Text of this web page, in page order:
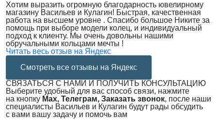
Хотим выразить огромную благодарность ювелирному
магазину Васильев и Кулагин! Быстрая, качественная
работа на высшем уровне . Спасибо большое Никите за
помощь при выборе модели колец, и индивидуальный
подход к клиенту. Мы очень довольны нашими
обручальными кольцами мечты !
Читать весь отзыв на Яндекс
Смотреть все отзывы на Яндекс
СВЯЗАТЬСЯ С НАМИ И ПОЛУЧИТЬ КОНСУЛЬТАЦИЮ
Выберите удобный для вас способ связи, нажмите
на кнопку Max, Телеграм, Заказать звонок, после наши
специалисты Васильев и Кулагин будут рады обсудить
с вами вашу задачу и помочь вам